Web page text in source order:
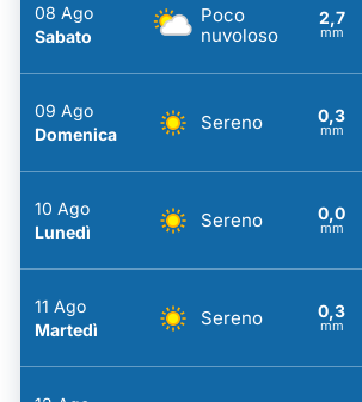
08 Ago
Sabato
Poco
nuvoloso
2,7
mm
09 Ago
Domenica
Sereno 0,3
mm
10 Ago
Lunedì
Sereno 0,0
mm
11 Ago
Martedì
Sereno 0,3
mm